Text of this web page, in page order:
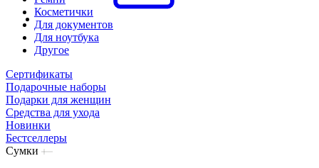
Косметички
Для документов
Для ноутбука
Другое
Сертификаты
Подарочные наборы
Подарки для женщин
Средства для ухода
Новинки
Бестселлеры
Сумки